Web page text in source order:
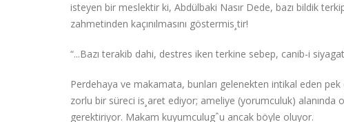
isteyen bir meslektir ki, Abdülbaki Nasır Dede, bazı bildik
zahmetinden kaçınılmasını göstermis¸tir!
“...Bazı terakib dahi, destres iken terkine sebep, canib-i
Perdehaya ve makamata, bunları gelenekten intikal eden
zorlu bir süreci is¸aret ediyor; ameliye (yorumculuk) alanında
gerektiriyor. Makam kuyumculugˆu ancak böyle oluyor.